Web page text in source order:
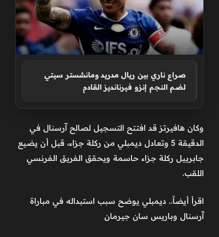
صراع ناري بين ريال مدريد ومانشستر سيتي
لضم النجم إنزو فيرنانديز القادم
وكان هافيرتز قد افتتح التسجيل لصالح آرسنال في
الدقيقة 5 وتعادل ديمبلي من ركلة جزاء، قبل أن يضيع
جابرييل ركلة جزاء حاسمة ويحقق الفريق الفرنسي
اللقب.
اقرأ أيضاً.. ديمبلي يوضح سبب استبداله في مباراة
آرسنال وباريس سان جيرمان